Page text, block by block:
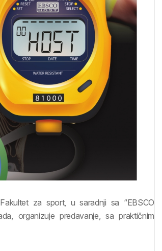
za sport, u saradnji sa “EBSCO
organizuje predavanje, sa praktičnim